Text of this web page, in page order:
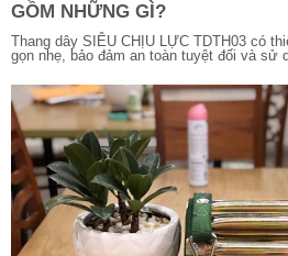
GỒM NHỮNG GÌ?
Thang dây SIÊU CHỊU LỰC TDTH03 có
gọn nhẹ, bảo đảm an toàn tuyệt đối và sử